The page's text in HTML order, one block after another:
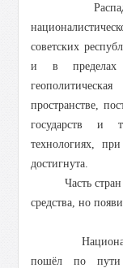
Распад
советских
и в пределах
пространстве,
государств и
технологиях,
достигнута.
Часть стран
средства, но
Национализм
пошёл по пути